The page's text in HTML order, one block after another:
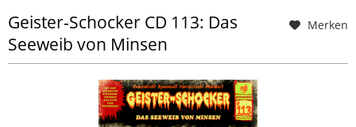
Merken
Geister-Schocker CD 113: Das
Seeweib von Minsen